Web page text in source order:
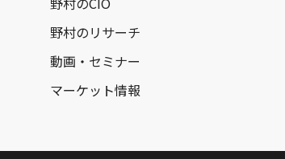
野村のリサーチ
動画・セミナー
マーケット情報